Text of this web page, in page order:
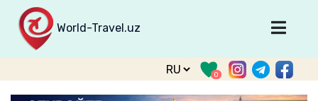
World-Travel.uz
Главная
Направления
0